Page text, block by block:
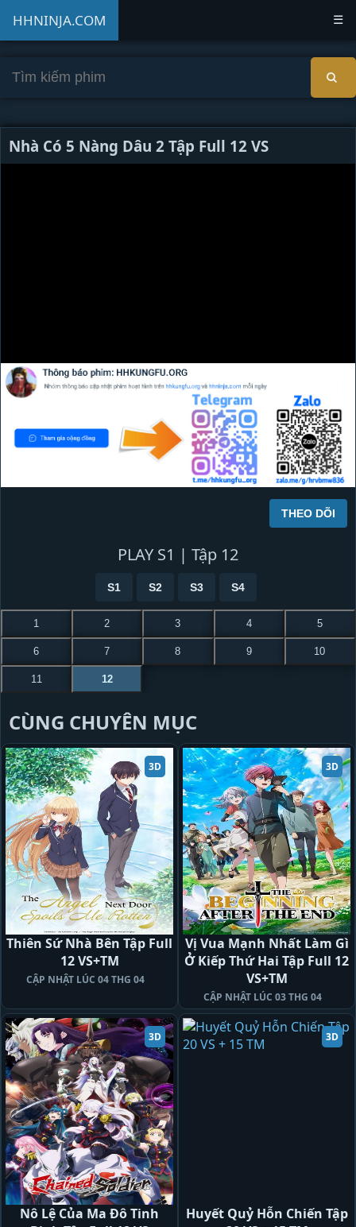
HHNINJA.COM ☰
Nhà Có 5 Nàng Dâu 2 Tập Full 12 VS
THEO DÕI
PLAY S1 | Tập 12
S1 S2 S3 S4
1 2 3 4 5
6 7 8 9 10
11 12
CÙNG CHUYÊN MỤC
3D
Thiên Sứ Nhà Bên Tập Full
12 VS+TM
CẬP NHẬT LÚC 04 THG 04
3D
Vị Vua Mạnh Nhất Làm Gì
Ở Kiếp Thứ Hai Tập Full 12
VS+TM
CẬP NHẬT LÚC 03 THG 04
3D
Nô Lệ Của Ma Đô Tinh
3D
Huyết Quỷ Hỗn Chiến Tập